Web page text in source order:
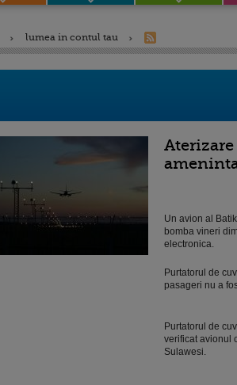
lumea in contul tau
Un avion al
bomba vineri
electronica.
Purtatorul de
pasageri nu a
Purtatorul de
verificat avionul
Sulawesi.